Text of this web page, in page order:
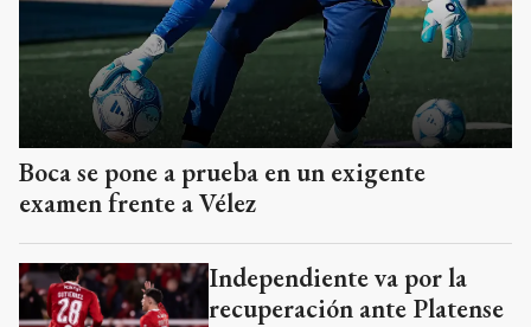
Boca se pone a prueba en un exigente
examen frente a Vélez
Independiente va por la
recuperación ante Platense